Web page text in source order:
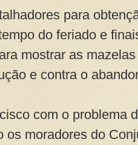
para
do feriado e
mostrar as
e contra o
com o problema
os moradores do